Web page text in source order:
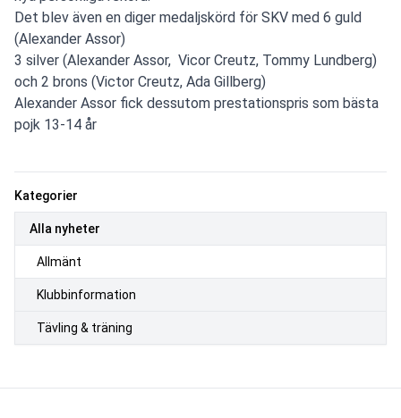
Kategorier
Alla nyheter
Allmänt
Klubbinformation
Tävling & träning
Det blev även en diger medaljskörd för SKV med 6 guld
(Alexander Assor)
3 silver (Alexander Assor, Vicor Creutz, Tommy Lundberg)
och 2 brons (Victor Creutz, Ada Gillberg)
Alexander Assor fick dessutom prestationspris som bästa
pojk 13-14 år